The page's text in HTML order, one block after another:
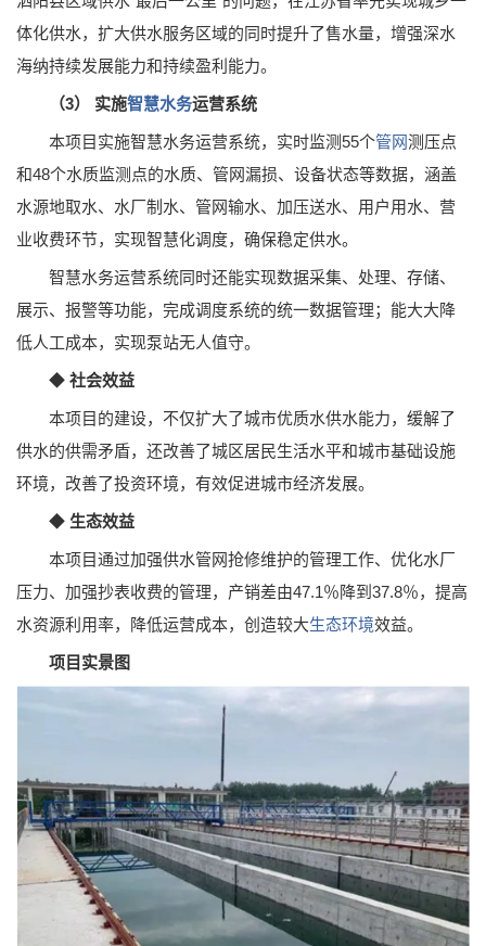
体化供水，扩大供水服务区域的同时提升了售水量，增强深水
海纳持续发展能力和持续盈利能力。
（3） 实施智慧水务运营系统
本项目实施智慧水务运营系统，实时监测55个管网测压点
和48个水质监测点的水质、管网漏损、设备状态等数据，涵盖
水源地取水、水厂制水、管网输水、加压送水、用户用水、营
业收费环节，实现智慧化调度，确保稳定供水。
智慧水务运营系统同时还能实现数据采集、处理、存储、
展示、报警等功能，完成调度系统的统一数据管理；能大大降
低人工成本，实现泵站无人值守。
◆ 社会效益
本项目的建设，不仅扩大了城市优质水供水能力，缓解了
供水的供需矛盾，还改善了城区居民生活水平和城市基础设施
环境，改善了投资环境，有效促进城市经济发展。
◆ 生态效益
本项目通过加强供水管网抢修维护的管理工作、优化水厂
压力、加强抄表收费的管理，产销差由47.1％降到37.8％，提高
水资源利用率，降低运营成本，创造较大生态环境效益。
项目实景图